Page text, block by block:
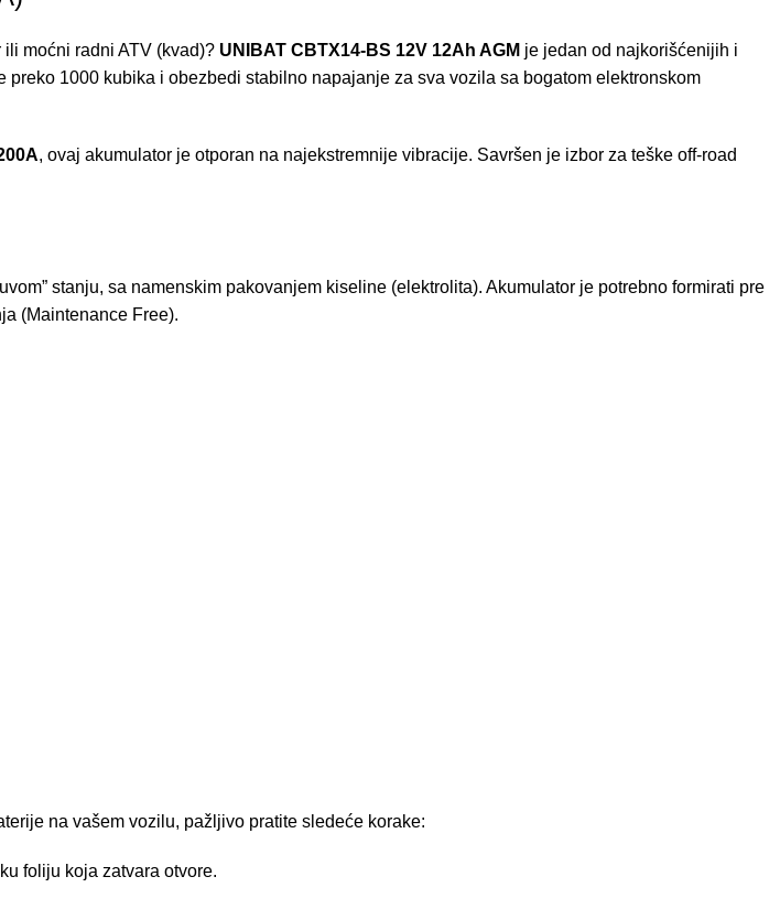
moćni radni ATV (kvad)? UNIBAT CBTX14-BS 12V 12Ah AGM je jedan od najkorišćenijih i
1000 kubika i obezbedi stabilno napajanje za sva vozila sa bogatom elektronskom
, ovaj akumulator je otporan na najekstremnije vibracije. Savršen je izbor za teške off-road
stanju, sa namenskim pakovanjem kiseline (elektrolita). Akumulator je potrebno formirati pre
(Maintenance Free).
na vašem vozilu, pažljivo pratite sledeće korake:
foliju koja zatvara otvore.